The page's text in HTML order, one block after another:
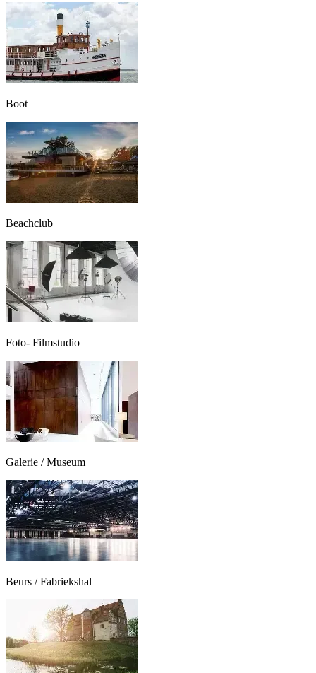
Boot
Beachclub
Foto- Filmstudio
Galerie / Museum
Beurs / Fabriekshal